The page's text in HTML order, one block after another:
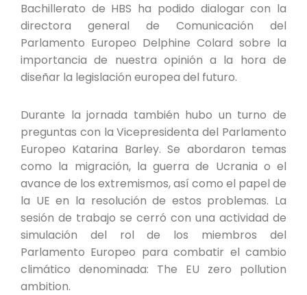
Bachillerato de HBS ha podido dialogar con la
directora general de Comunicación del
Parlamento Europeo Delphine Colard sobre la
importancia de nuestra opinión a la hora de
diseñar la legislación europea del futuro.
Durante la jornada también hubo un turno de
preguntas con la Vicepresidenta del Parlamento
Europeo Katarina Barley. Se abordaron temas
como la migración, la guerra de Ucrania o el
avance de los extremismos, así como el papel de
la UE en la resolución de estos problemas. La
sesión de trabajo se cerró con una actividad de
simulación del rol de los miembros del
Parlamento Europeo para combatir el cambio
climático denominada: The EU zero pollution
ambition.